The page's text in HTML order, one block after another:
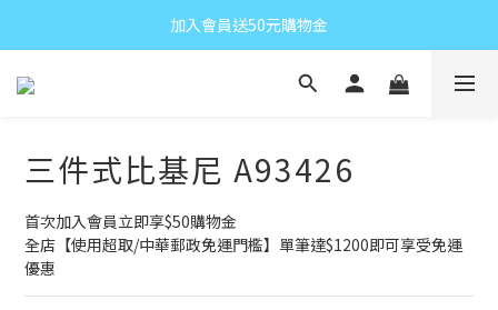
加入會員送50元購物金
三件式比基尼 A93426
首次加入會員立即享$50購物金
全店【使用超取/中華郵政免運門檻】單筆達$1200即可享受免運
優惠